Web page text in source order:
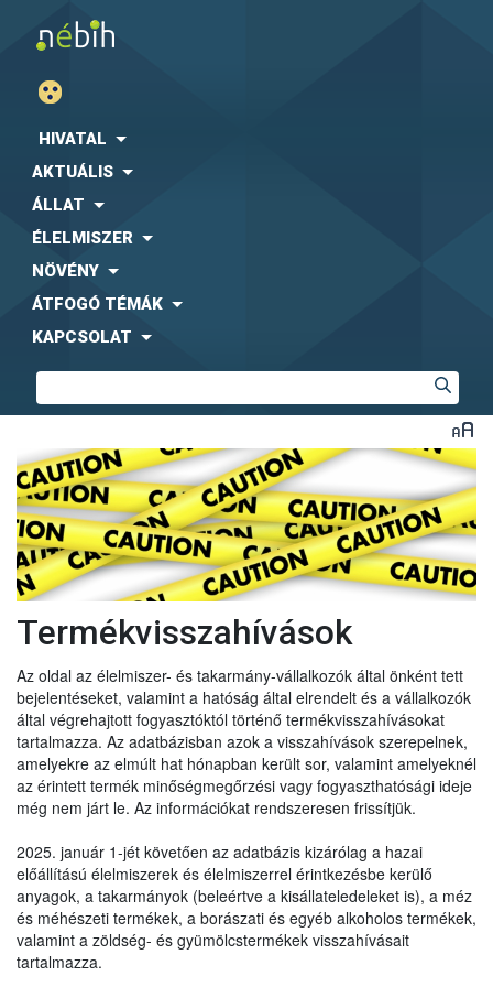
HIVATAL
AKTUÁLIS
ÁLLAT
ÉLELMISZER
NÖVÉNY
ÁTFOGÓ TÉMÁK
KAPCSOLAT
Termékvisszahívások
Az oldal az élelmiszer- és takarmány-vállalkozók által önként tett
bejelentéseket, valamint a hatóság által elrendelt és a vállalkozók
által végrehajtott fogyasztóktól történő termékvisszahívásokat
tartalmazza. Az adatbázisban azok a visszahívások szerepelnek,
amelyekre az elmúlt hat hónapban került sor, valamint amelyeknél
az érintett termék minőségmegőrzési vagy fogyaszthatósági ideje
még nem járt le. Az információkat rendszeresen frissítjük.
2025. január 1-jét követően az adatbázis kizárólag a hazai
előállítású élelmiszerek és élelmiszerrel érintkezésbe kerülő
anyagok, a takarmányok (beleértve a kisállateledeleket is), a méz
és méhészeti termékek, a borászati és egyéb alkoholos termékek,
valamint a zöldség- és gyümölcstermékek visszahívásait
tartalmazza.